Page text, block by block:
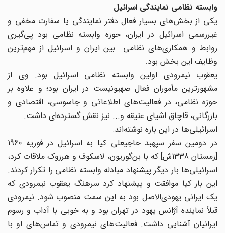
وابسته نظامی نمایندگی اسرائیل
یکی از بخش‌های بسیار فعال دفتر نمایندگی یا سفارت مخفی و
غیررسمی اسرائیل در ایران، حوزه وابسته نظامی بود پی‌گیری
روابط و همکاری‌های نظامی بین ایران و اسرائیل از مهم‌ترین
وظایف این بخش بود.
یعقوب نیمرودی اولین وابسته نظامی اسرائیل بود. وی از
مشهورترین مأموران فعال صهیونیست در ایران بود؛ و علاوه بر
حوزه نظامی، در فعالیت‌های اطلاعاتی و جاسوسی، اقتصادی و
بازرگانی، قاچاق اشیای عتیقه و... نیز نقش گسترده‌ای داشت.
اسرائیلی‌ها در این باره نوشته‌اند:
در دومین سفر سپهبد حاجیعلی کیا به اسرائیل در فوریه 1960
[زمستان 1338ش] که با بن‌گوریون، لاسکوف و هرزوک ملاقات کرد،
اسرائیلی‌ها بار دیگر پیشنهاد مبادله وابسته نظامی را تکرار کردند.
این بار کیا موافقت و پیشنهاد کرد سرهنگ یعقوب نیمرودی که
یک ایرانی یهودی‌الاصل بود به این سمت منصوب شود. نیمرودی
قبلاً نماینده آژانس یهود در تهران بود و به خوبی با آداب و رسوم
ایرانیان آشنایی داشت. فعالیت‌های نیمرودی و تماس‌های او با